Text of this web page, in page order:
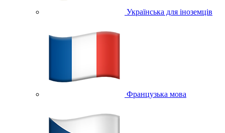
Українська для іноземців
Французька мова